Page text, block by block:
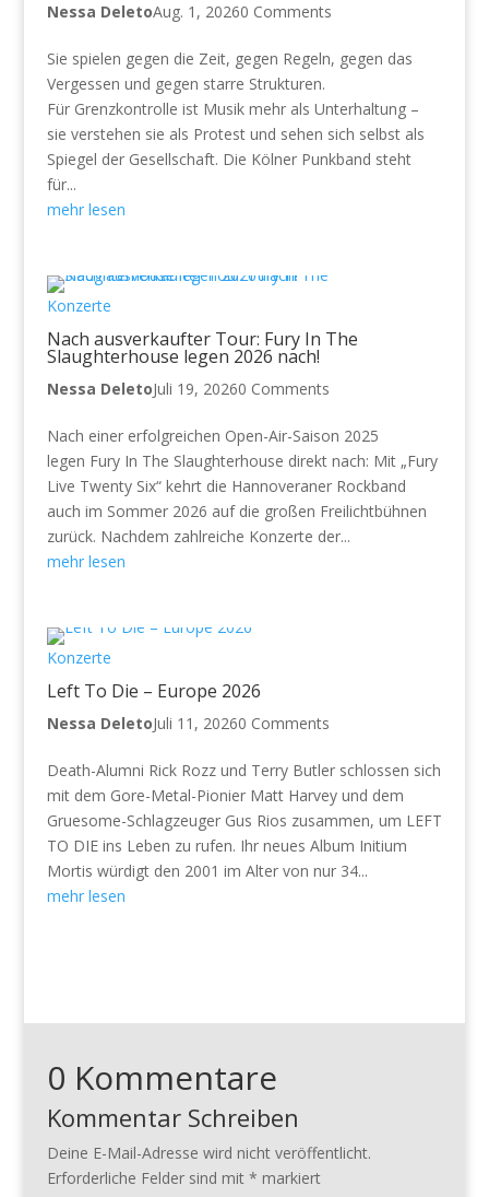
Nessa DeletoAug. 1, 20260 Comments
Sie spielen gegen die Zeit, gegen Regeln, gegen das
Vergessen und gegen starre Strukturen.
Für Grenzkontrolle ist Musik mehr als Unterhaltung –
sie verstehen sie als Protest und sehen sich selbst als
Spiegel der Gesellschaft. Die Kölner Punkband steht
für...
mehr lesen
Konzerte
Nach ausverkaufter Tour: Fury In The
Slaughterhouse legen 2026 nach!
Nessa DeletoJuli 19, 20260 Comments
Nach einer erfolgreichen Open-Air-Saison 2025
legen Fury In The Slaughterhouse direkt nach: Mit „Fury
Live Twenty Six“ kehrt die Hannoveraner Rockband
auch im Sommer 2026 auf die großen Freilichtbühnen
zurück. Nachdem zahlreiche Konzerte der...
mehr lesen
Konzerte
Left To Die – Europe 2026
Nessa DeletoJuli 11, 20260 Comments
Death-Alumni Rick Rozz und Terry Butler schlossen sich
mit dem Gore-Metal-Pionier Matt Harvey und dem
Gruesome-Schlagzeuger Gus Rios zusammen, um LEFT
TO DIE ins Leben zu rufen. Ihr neues Album Initium
Mortis würdigt den 2001 im Alter von nur 34...
mehr lesen
0 Kommentare
Kommentar Schreiben
Deine E-Mail-Adresse wird nicht veröffentlicht.
Erforderliche Felder sind mit * markiert